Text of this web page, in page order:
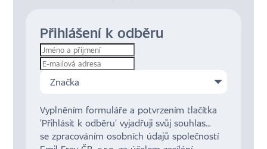
Přihlášení k odběru
Značka
Vyplněním formuláře a potvrzením tlačítka
'Přihlásit k odběru' vyjadřuji svůj souhlas
se zpracováním osobních údajů společností